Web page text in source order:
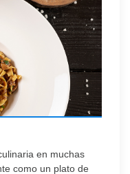
en muchas
como un plato de